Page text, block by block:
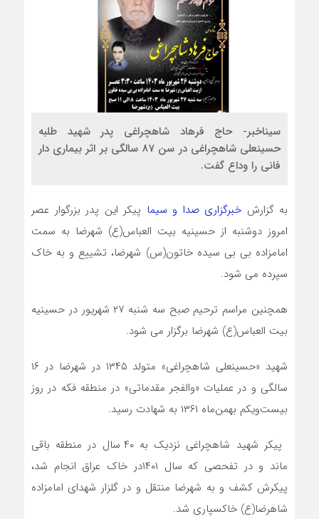
سیناخبر- حاج فرهاد شاهچراغی پدر شهید طلبه
حسینعلی شاهچراغی در سن 87 سالگی بر اثر بیماری دار
فانی را وداع گفت.
به گزارش خبرگزاری صدا و سیما پیکر این پدر بزرگوار عصر
امروز دوشنبه از حسینیه بیت العباس(ع) شهرضا به سمت
امامزاده بی بی سیده خاتون(س) شهرضا، تشییع و به خاک
سپرده می شود.
همچنین مراسم ترحیم صبح سه شنبه ۲۷ شهریور در حسینیه
بیت العباس(ع) شهرضا برگزار می شود.
شهید «حسینعلی شاهچراغی» متولد ۱۳۴۵ در شهرضا در ۱۶
سالگی و در عملیات «والفجر مقدماتی» در منطقه فکه در روز
بیست‌ویکم بهمن‌ماه ۱۳۶۱ به شهادت رسید.
پیکر شهید شاهچراغی نزدیک به ۴۰ سال در منطقه باقی
ماند و در تفحصی که سال ۱۴۰۱در خاک عراق انجام شد،
پیکرش کشف و به شهرضا منتقل و در گلزار شهدای امامزاده
شاهرضا(ع) خاکسپاری شد.